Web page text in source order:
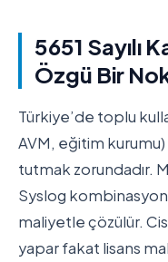
5651 Sayılı
Özgü Bir
Türkiye’de toplu
AVM, eğitim kurumu)
tutmak zorundadır.
Syslog
maliyetle çözülür.
yapar fakat lisans